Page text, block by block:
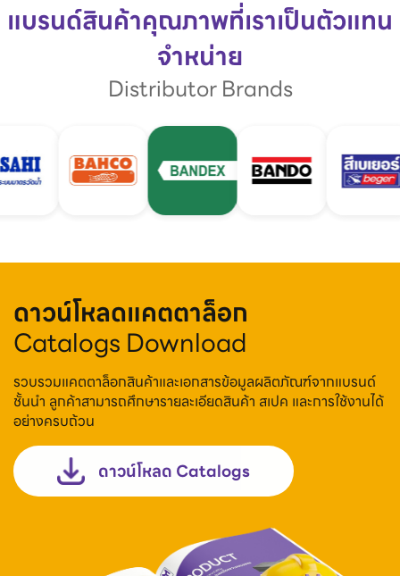
แบรนด์สินค้าคุณภาพที่เราเป็นตัวแทน
จำหน่าย
Distributor Brands
ดาวน์โหลดแคตตาล็อก
Catalogs Download
รวบรวมแคตตาล็อกสินค้าและเอกสารข้อมูลผลิตภัณฑ์จากแบรนด์
ชั้นนำ ลูกค้าสามารถศึกษารายละเอียดสินค้า สเปค และการใช้งานได้
อย่างครบถ้วน
ดาวน์โหลด Catalogs